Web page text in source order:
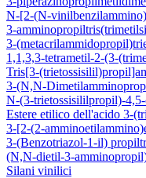
N-[2-(N-
3-
3-
1,1,3,3-tetrametil-2-(3-
Tris[3-
3-(N,N-
N-(3-trietossisililpropil)-
Estere etilico dell'acido 3-
3-[2-(2-
3-(Benzotriazol-1-il)
(N,N-dietil-3-
Silani vinilici